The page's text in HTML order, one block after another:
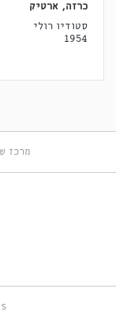
כרזה, ארטיק
סטודיו רולי
1954
מרכז